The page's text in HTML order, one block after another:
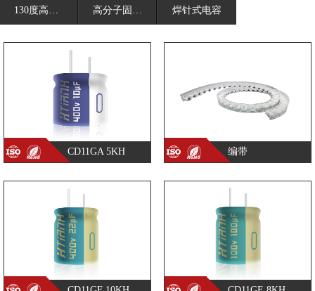
130度高温电容 高分子固态电容 焊针式电容
CD11GA 5KH 编带